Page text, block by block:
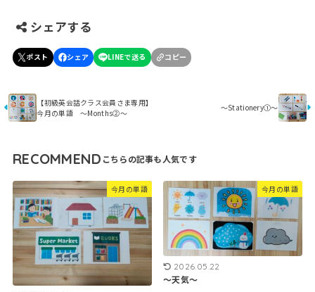
シェアする
～Stationery①～
【初級英会話クラス会員さま専用】
今月の単語 ～Months②～
RECOMMEND
今月の単語 今月の単語
2026.05.22
～天気～